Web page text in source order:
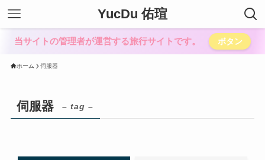
YucDu 佑瑄
当サイトの管理者が運営する旅行サイトです。 ボタン
ホーム 伺服器
伺服器 – tag –